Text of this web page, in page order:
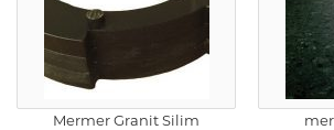
Mermer Granit Silim